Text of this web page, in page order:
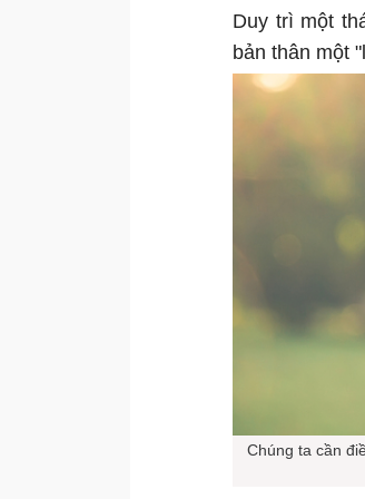
Duy trì một
bản thân một
Chúng ta cần